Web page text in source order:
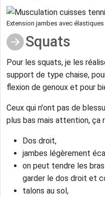
Extension jambes avec élastiques
Squats
Pour les squats, je les
support de type chaise,
flexion de genoux et pour
Ceux qui n'ont pas de
plus bas mais attention, ça
Dos droit,
jambes légèrement
on peut tendre les
garder le dos droit et
talons au sol,